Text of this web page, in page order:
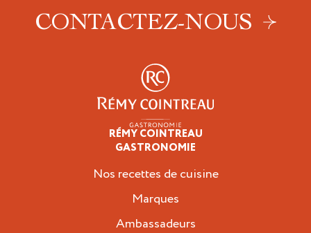
CONTACTEZ-NOUS
RÉMY COINTREAU
GASTRONOMIE
Nos recettes de cuisine
Marques
Ambassadeurs